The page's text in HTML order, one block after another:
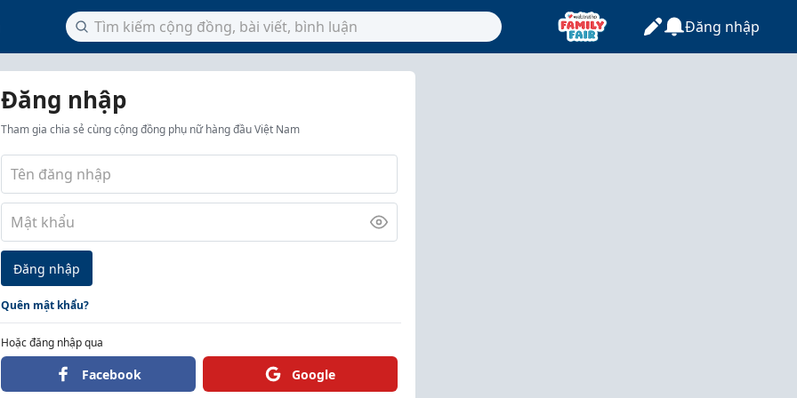
Đăng nhập
Đăng nhập
Tham gia chia sẻ cùng cộng đồng phụ nữ hàng đầu Việt Nam
Đăng nhập
Quên mật khẩu?
Hoặc đăng nhập qua
Facebook Google